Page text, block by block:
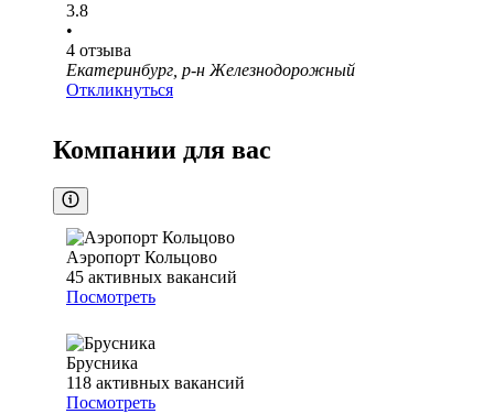
3.8
•
4 отзыва
Екатеринбург, р-н Железнодорожный
Откликнуться
Компании для вас
Аэропорт Кольцово
45 активных вакансий
Посмотреть
Брусника
118 активных вакансий
Посмотреть